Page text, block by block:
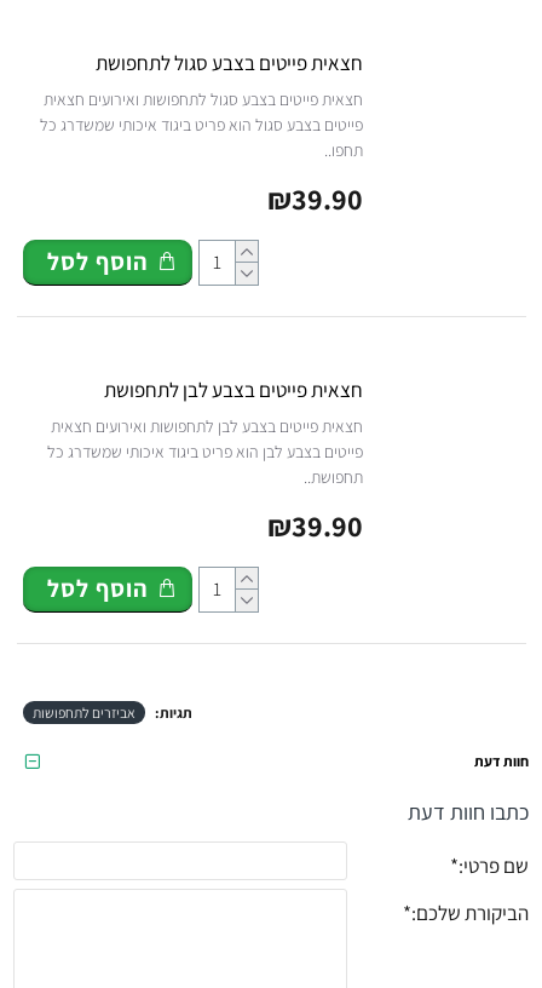
חצאית פייטים בצבע סגול לתחפושת
חצאית פייטים בצבע סגול לתחפושות ואירועים חצאית
פייטים בצבע סגול הוא פריט ביגוד איכותי שמשדרג כל
תחפו..
₪39.90
הוסף לסל
חצאית פייטים בצבע לבן לתחפושת
חצאית פייטים בצבע לבן לתחפושות ואירועים חצאית
פייטים בצבע לבן הוא פריט ביגוד איכותי שמשדרג כל
תחפושת..
₪39.90
הוסף לסל
תגיות: אביזרים לתחפושות
חוות דעת
כתבו חוות דעת
שם פרטי:
הביקורת שלכם: